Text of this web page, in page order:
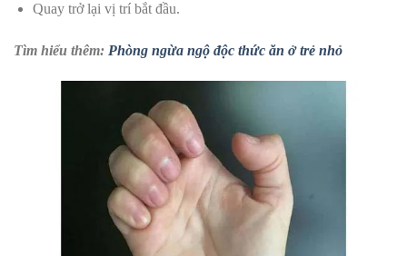
Quay trở lại vị trí bắt đầu.
Tìm hiểu thêm: Phòng ngừa ngộ độc thức ăn ở trẻ nhỏ